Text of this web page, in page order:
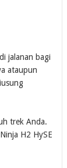
jalanan bagi
ataupun
trek Anda.
H2 HySE